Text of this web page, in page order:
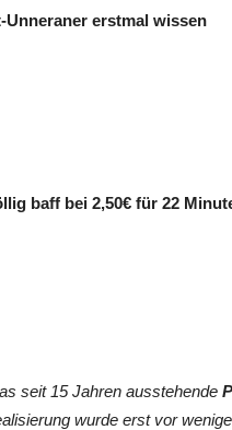
Unneraner erstmal wissen
baff bei 2,50€ für 22
seit 15 Jahren ausstehende
wurde erst vor